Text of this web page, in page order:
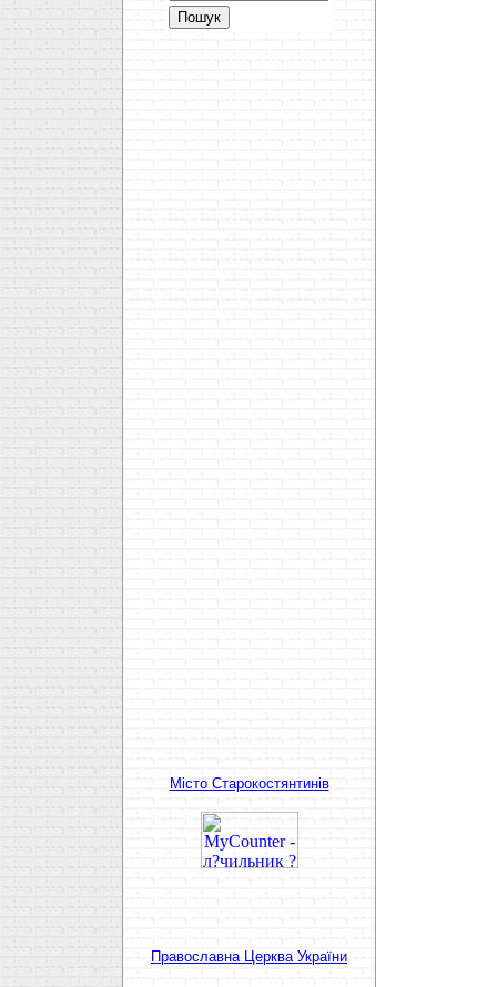
Мiсто Старокостянтинiв
Православна Церква України